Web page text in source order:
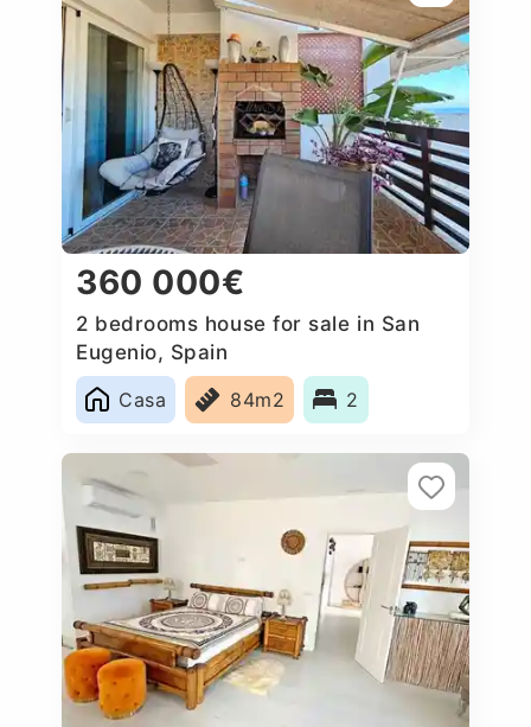
360 000€
2 bedrooms house for sale in San
Eugenio, Spain
Casa
84m2 2